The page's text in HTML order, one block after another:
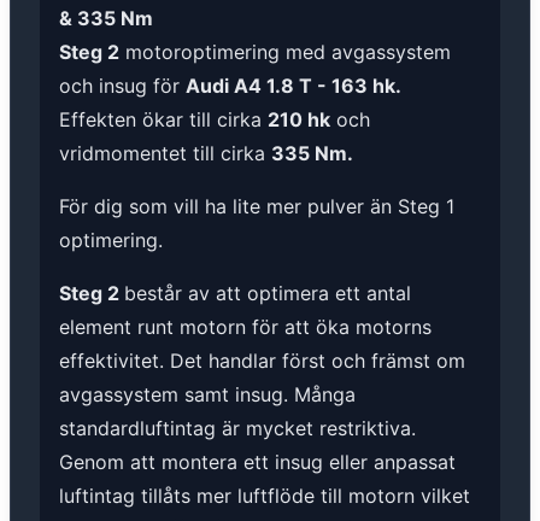
& 335 Nm
Steg 2 motoroptimering med avgassystem
och insug för Audi A4 1.8 T - 163 hk.
Effekten ökar till cirka 210 hk och
vridmomentet till cirka 335 Nm.
För dig som vill ha lite mer pulver än Steg 1
optimering.
Steg 2 består av att optimera ett antal
element runt motorn för att öka motorns
effektivitet. Det handlar först och främst om
avgassystem samt insug. Många
standardluftintag är mycket restriktiva.
Genom att montera ett insug eller anpassat
luftintag tillåts mer luftflöde till motorn vilket